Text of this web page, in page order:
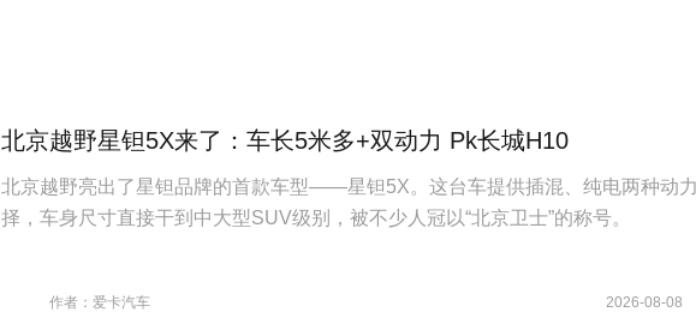
北京越野星钽5X来了：车长5米多+双动力 Pk长城H10
北京越野亮出了星钽品牌的首款车型——星钽5X。这台车提供插混、纯电两种动
择，车身尺寸直接干到中大型SUV级别，被不少人冠以“北京卫士”的称号。
作者：爱卡汽车 2026-08-08